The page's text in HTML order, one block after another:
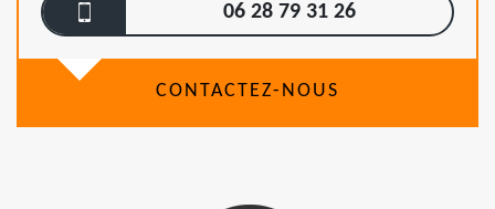
06 28 79 31 26
CONTACTEZ-NOUS